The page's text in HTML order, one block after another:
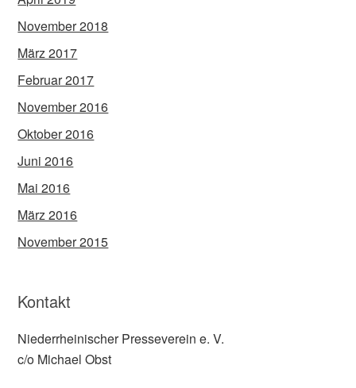
November 2018
März 2017
Februar 2017
November 2016
Oktober 2016
Juni 2016
Mai 2016
März 2016
November 2015
Kontakt
Niederrheinischer Presseverein e. V.
c/o Michael Obst